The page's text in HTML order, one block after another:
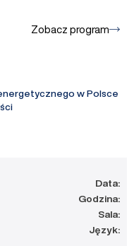
Zobacz program
w Polsce
Data:
Godzina:
Sala:
Język: